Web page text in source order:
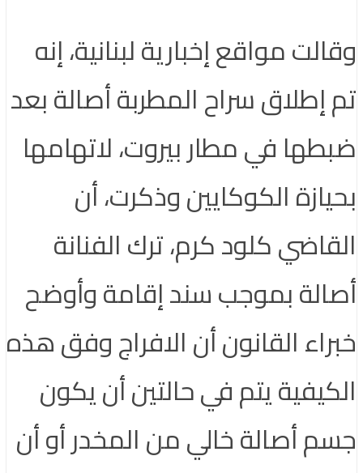
وقالت مواقع إخبارية لبنانية، إنه
تم إطلاق سراح المطربة أصالة بعد
ضبطها في مطار بيروت، لاتهامها
بحيازة الكوكايين وذكرت، أن
القاضي كلود كرم، ترك الفنانة
أصالة بموجب سند إقامة وأوضح
خبراء القانون أن الافراج وفق هذه
الكيفية يتم في حالتين أن يكون
جسم أصالة خالي من المخدر أو أن